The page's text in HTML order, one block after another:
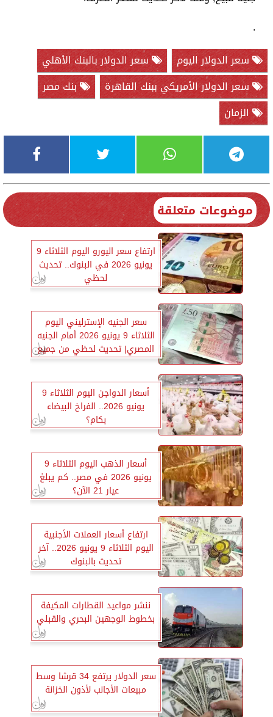
.
سعر الدولار اليوم
سعر الدولار بالبنك الأهلي
سعر الدولار الأمريكي ببنك القاهرة
بنك مصر
الزمان
موضوعات متعلقة
ارتفاع سعر اليورو اليوم الثلاثاء 9
يونيو 2026 في البنوك.. تحديث
لحظي
سعر الجنيه الإسترليني اليوم
الثلاثاء 9 يونيو 2026 أمام الجنيه
المصري| تحديث لحظي من جميع
البنوك
أسعار الدواجن اليوم الثلاثاء 9
يونيو 2026.. الفراخ البيضاء
بكام؟
أسعار الذهب اليوم الثلاثاء 9
يونيو 2026 في مصر.. كم يبلغ
عيار 21 الآن؟
ارتفاع أسعار العملات الأجنبية
اليوم الثلاثاء 9 يونيو 2026.. آخر
تحديث بالبنوك
ننشر مواعيد القطارات المكيفة
بخطوط الوجهين البحري والقبلي
سعر الدولار يرتفع 34 قرشا وسط
مبيعات الأجانب لأذون الخزانة